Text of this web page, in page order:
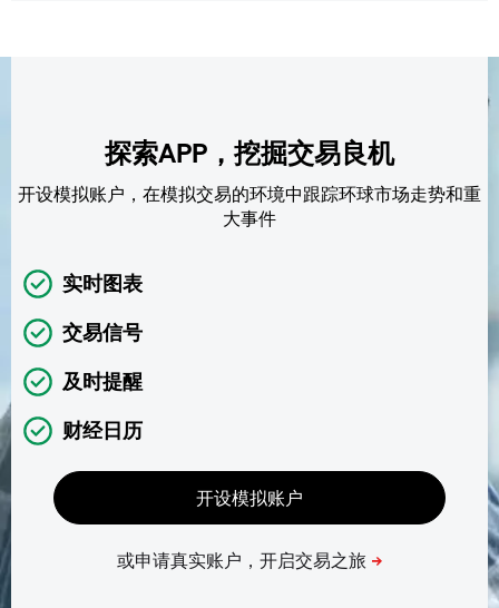
探索APP，挖掘交易良机
开设模拟账户，在模拟交易的环境中跟踪环球市场走势和重
大事件
实时图表
交易信号
及时提醒
财经日历